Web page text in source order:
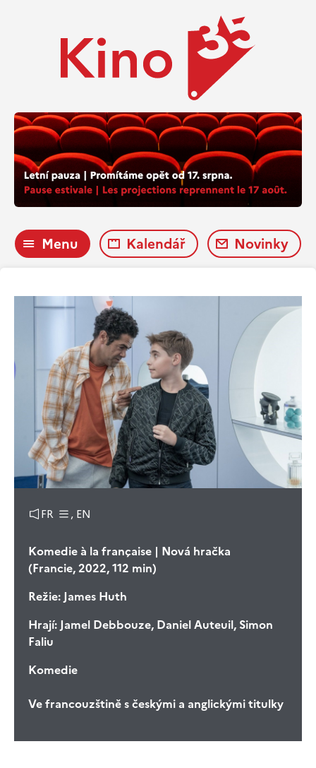
Menu Kalendář Novinky
FR , EN
Komedie à la française | Nová hračka
(Francie, 2022, 112 min)
Režie: James Huth
Hrají: Jamel Debbouze, Daniel Auteuil, Simon
Faliu
Komedie
Ve francouzštině s českými a anglickými titulky